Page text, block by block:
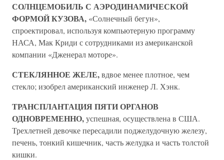
СОЛНЦЕМОБИЛЬ С АЭРОДИНАМИЧЕСКОЙ
ФОРМОЙ КУЗОВА, «Солнечный бегун»,
спроектировал, используя компьютерную программу
НАСА, Мак Криди с сотрудниками из американской
компании «Дженерал моторе».
СТЕКЛЯННОЕ ЖЕЛЕ,вдвое менее плотное, чем
стекло; изобрел американский инженер Л. Хэнк.
ТРАНСПЛАНТАЦИЯ ПЯТИ ОРГАНОВ
ОДНОВРЕМЕННО,успешная, осуществлена в США.
Трехлетней девочке пересадили поджелудочную железу,
печень, тонкий кишечник, часть желудка и часть толстой
кишки.